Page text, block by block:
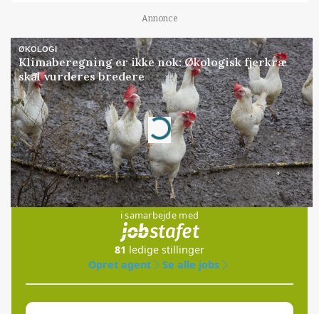
Annonce
ØKOLOGI
Klimaberegning er ikke nok: Økologisk fjerkræ
skal vurderes bredere
Annonce
Loading...
Jobs
i samarbejde med
81 ledige stillinger
Opret agent
Se alle jobs